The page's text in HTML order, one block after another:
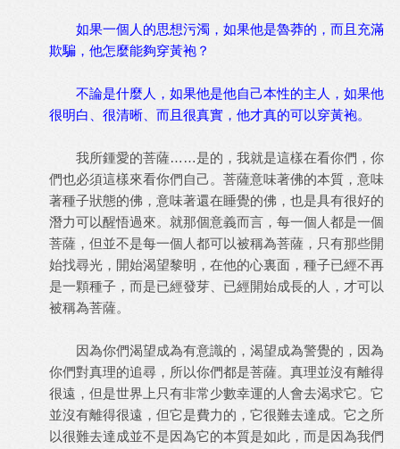
如果一個人的思想污濁，如果他是魯莽的，而且充滿
欺騙，他怎麼能夠穿黃袍？
不論是什麼人，如果他是他自己本性的主人，如果他
很明白、很清晰、而且很真實，他才真的可以穿黃袍。
我所鍾愛的菩薩……是的，我就是這樣在看你們，你
們也必須這樣來看你們自己。菩薩意味著佛的本質，意味
著種子狀態的佛，意味著還在睡覺的佛，也是具有很好的
潛力可以醒悟過來。就那個意義而言，每一個人都是一個
菩薩，但並不是每一個人都可以被稱為菩薩，只有那些開
始找尋光，開始渴望黎明，在他的心裏面，種子已經不再
是一顆種子，而是已經發芽、已經開始成長的人，才可以
被稱為菩薩。
因為你們渴望成為有意識的，渴望成為警覺的，因為
你們對真理的追尋，所以你們都是菩薩。真理並沒有離得
很遠，但是世界上只有非常少數幸運的人會去渴求它。它
並沒有離得很遠，但它是費力的，它很難去達成。它之所
以很難去達成並不是因為它的本質是如此，而是因為我們